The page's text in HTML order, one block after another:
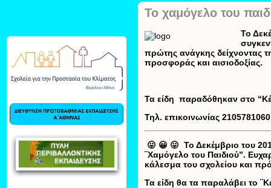
Το χαμόγελο του
Το
πρώτης ανάγκης δείχνοντας
προσφοράς και αισιοδοξίας.
Τα είδη παραδόθηκαν
Τηλ. επικοινωνίας 2105781060
😛 😀 😛 Το Δεκέμβριο του
¨Χαμόγελο του Παιδιού”.
κάλεσμα του σχολείου και
Τα είδη θα τα παραλάβει το